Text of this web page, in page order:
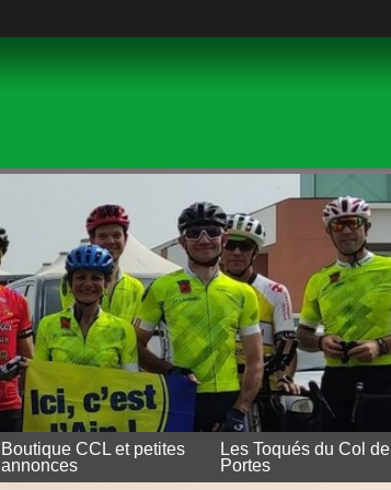
Boutique CCL et petites
annonces
Les Toqués du Col de
Portes